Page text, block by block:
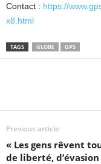
Contact : https://
x8.html
TAGS GLOBE GPS
Previous article
« Les gens rêvent
de liberté, d’évasion